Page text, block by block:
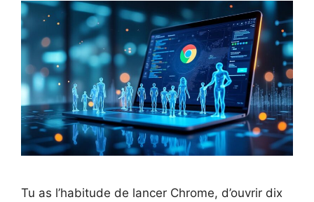
Tu as l’habitude de lancer Chrome, d’ouvrir dix